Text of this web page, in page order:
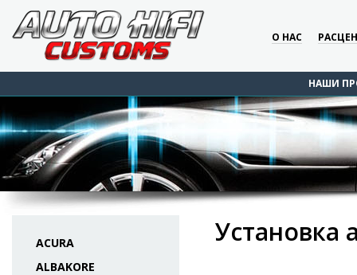
О НАС
НАШИ
ACURA
ALBAKORE
Установка